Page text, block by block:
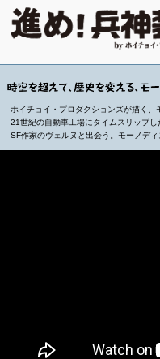
ホイチョイ・プロダクションズが描く、
21世紀の自動車工場にタイムスリップ
SF作家のヴェルヌと出会う。モーノデ